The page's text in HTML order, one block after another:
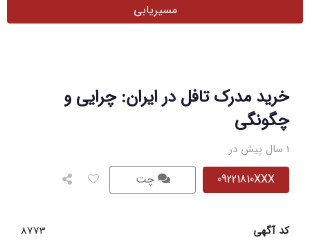
خرید مدرک تافل در ایران: چرایی و
چگونگی
1 سال پیش در
09221810XXX چت
کد آگهی 8773
مسیریابی